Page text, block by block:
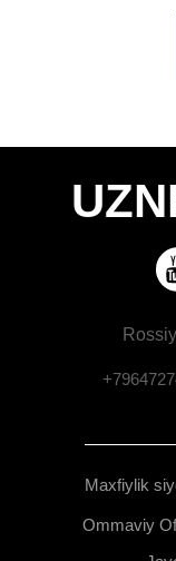
Maxfiylik
Ommaviy